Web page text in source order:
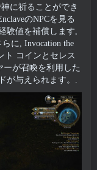
に祈ることができ
のNPCを見る
験値を補償します,
に, Invocation the
ト コインとセレス
が召喚を利用した
が与えられます。.